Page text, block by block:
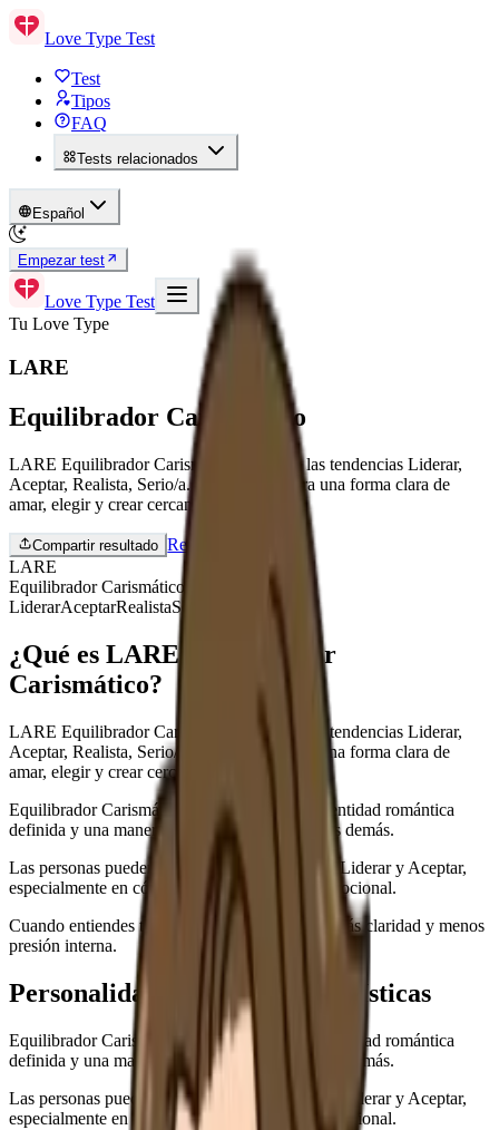
Love Type Test
Test
Tipos
FAQ
Tests relacionados
Español
Empezar test
Love Type Test
Tu Love Type
LARE
Equilibrador Carismático
LARE Equilibrador Carismático combina las tendencias Liderar,
Aceptar, Realista, Serio/a. Este tipo muestra una forma clara de
amar, elegir y crear cercanía.
Compartir resultado Repetir el test
LARE
Equilibrador Carismático
LiderarAceptarRealistaSerio/a
¿Qué es LARE Equilibrador
Carismático?
LARE Equilibrador Carismático combina las tendencias Liderar,
Aceptar, Realista, Serio/a. Este tipo muestra una forma clara de
amar, elegir y crear cercanía.
Equilibrador Carismático suele mostrar una identidad romántica
definida y una manera propia de acercarse a los demás.
Las personas pueden notar en ti una mezcla de Liderar y Aceptar,
especialmente en cómo manejas la distancia emocional.
Cuando entiendes tu patrón, puedes amar con más claridad y menos
presión interna.
Personalidad básica y características
Equilibrador Carismático suele mostrar una identidad romántica
definida y una manera propia de acercarse a los demás.
Las personas pueden notar en ti una mezcla de Liderar y Aceptar,
especialmente en cómo manejas la distancia emocional.